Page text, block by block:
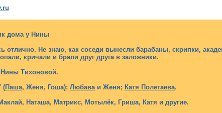
дома у Нины
Не знаю, как соседи вынесли барабаны, скрипки,
кричали и брали друг друга в заложники.
Нины Тихоновой.
(Паша, Женя, Гоша); Любаваи Женя; Катя Полетаева.
Наташа, Матрикс, Мотылёк, Гриша, Катя и другие.